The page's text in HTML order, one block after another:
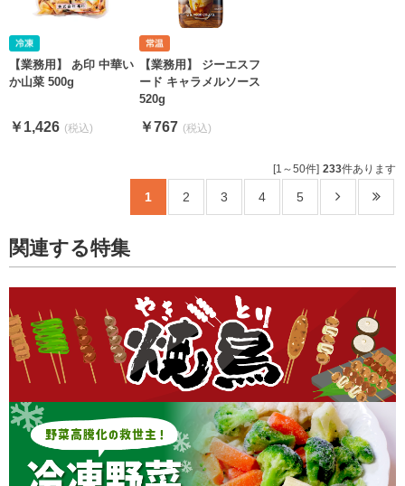
【業務用】 あ印 中華い
か山菜 500g
￥1,426
【業務用】 ジーエスフ
ード キャラメルソース
520g
￥767
[1～50件] 233件あります
1 2 3 4 5
関連する特集